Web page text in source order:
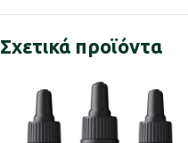
Σχετικά προϊόντα